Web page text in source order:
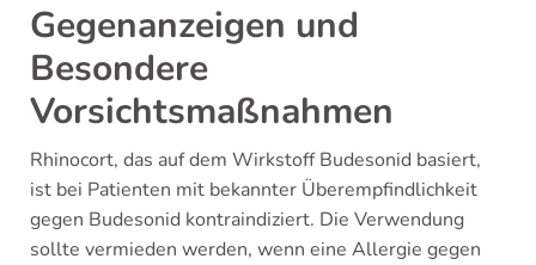
Gegenanzeigen und
Besondere
Vorsichtsmaßnahmen
Rhinocort, das auf dem Wirkstoff Budesonid basiert,
ist bei Patienten mit bekannter Überempfindlichkeit
gegen Budesonid kontraindiziert. Die Verwendung
sollte vermieden werden, wenn eine Allergie gegen